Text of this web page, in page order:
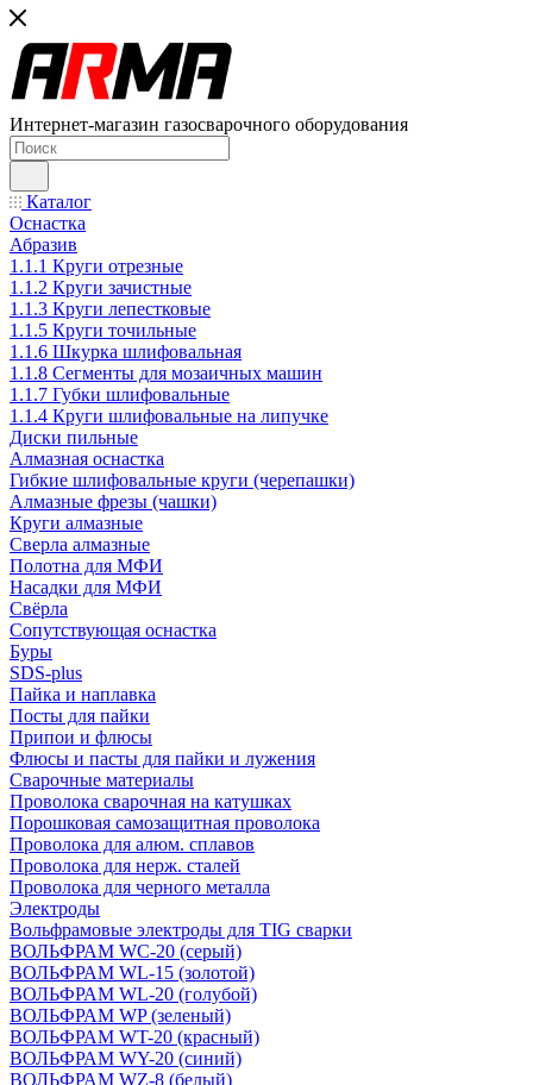
Интернет-магазин газосварочного оборудования
Каталог
Оснастка
Абразив
1.1.1 Круги отрезные
1.1.2 Круги зачистные
1.1.3 Круги лепестковые
1.1.5 Круги точильные
1.1.6 Шкурка шлифовальная
1.1.8 Сегменты для мозаичных машин
1.1.7 Губки шлифовальные
1.1.4 Круги шлифовальные на липучке
Диски пильные
Алмазная оснастка
Гибкие шлифовальные круги (черепашки)
Алмазные фрезы (чашки)
Круги алмазные
Сверла алмазные
Полотна для МФИ
Насадки для МФИ
Свёрла
Сопутствующая оснастка
Буры
SDS-plus
Пайка и наплавка
Посты для пайки
Припои и флюсы
Флюсы и пасты для пайки и лужения
Сварочные материалы
Проволока сварочная на катушках
Порошковая самозащитная проволока
Проволока для алюм. сплавов
Проволока для нерж. сталей
Проволока для черного металла
Электроды
Вольфрамовые электроды для TIG сварки
ВОЛЬФРАМ WC-20 (серый)
ВОЛЬФРАМ WL-15 (золотой)
ВОЛЬФРАМ WL-20 (голубой)
ВОЛЬФРАМ WP (зеленый)
ВОЛЬФРАМ WT-20 (красный)
ВОЛЬФРАМ WY-20 (синий)
ВОЛЬФРАМ WZ-8 (белый)